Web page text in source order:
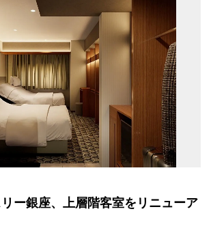
ー銀座、上層階客室をリニューア